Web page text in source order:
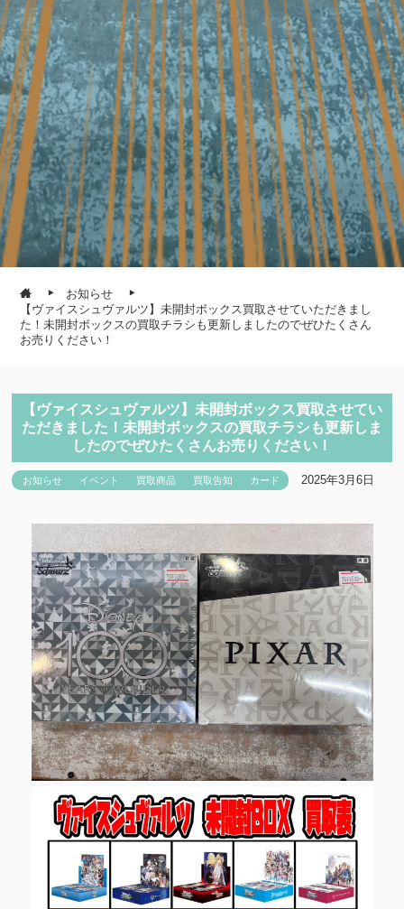
お知らせ
【ヴァイスシュヴァルツ】未開封ボックス買取させていただきまし
た！未開封ボックスの買取チラシも更新しましたのでぜひたくさん
お売りください！
【ヴァイスシュヴァルツ】未開封ボックス買取させてい
ただきました！未開封ボックスの買取チラシも更新しま
したのでぜひたくさんお売りください！
お知らせ イベント 買取商品 買取告知 カード 2025年3月6日